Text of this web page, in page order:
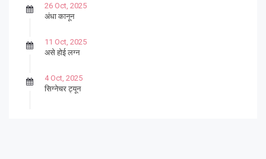
26 Oct, 2025
अंधा कानून
11 Oct, 2025
असे होई लग्न
4 Oct, 2025
सिग्नेचर ट्यून